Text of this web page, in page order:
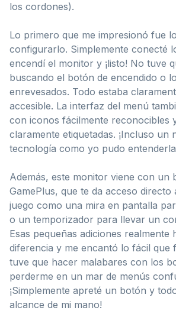
los cordones).
Lo primero que me impresionó fue
configurarlo. Simplemente conecté
encendí el monitor y ¡listo! No tuve
buscando el botón de encendido o
enrevesados. Todo estaba
accesible. La interfaz del menú
con iconos fácilmente reconocibles
claramente etiquetadas. ¡Incluso un
tecnología como yo pudo
Además, este monitor viene con un
GamePlus, que te da acceso directo
juego como una mira en pantalla
o un temporizador para llevar un
Esas pequeñas adiciones realmente
diferencia y me encantó lo fácil que
tuve que hacer malabares con los
perderme en un mar de menús
¡Simplemente apreté un botón y
alcance de mi mano!